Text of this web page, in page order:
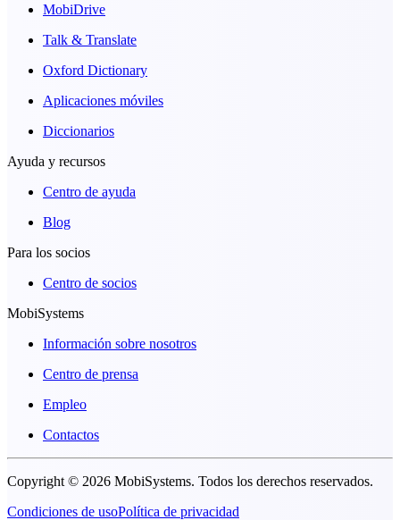
MobiDrive
Talk & Translate
Oxford Dictionary
Aplicaciones móviles
Diccionarios
Ayuda y recursos
Centro de ayuda
Blog
Para los socios
Centro de socios
MobiSystems
Información sobre nosotros
Centro de prensa
Empleo
Contactos
Copyright © 2026 MobiSystems. Todos los derechos reservados.
Condiciones de usoPolítica de privacidad